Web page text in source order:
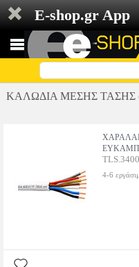
E-shop.gr App
ΚΑΛΩΔΙΑ ΜΕΣΗΣ ΤΑΣΗΣ
4-6